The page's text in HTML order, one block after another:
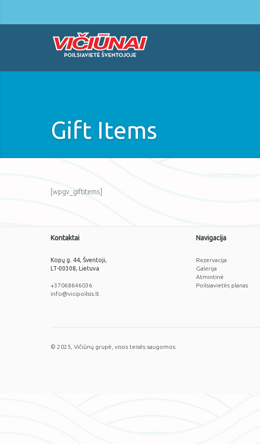
Gift Items
[wpgv_giftitems]
Kontaktai
Kopų g. 44, Šventoji,
LT-00308, Lietuva
+37068646036
info@vicipoilsis.lt
Navigacija
Rezervacija
Galerija
Atmintinė
Poilsiavietės planas
© 2025, Vičiūnų grupė, visos teisės saugomos.